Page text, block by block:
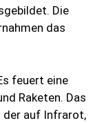
Die
das
feuert eine
Raketen. Das
der auf Infrarot,